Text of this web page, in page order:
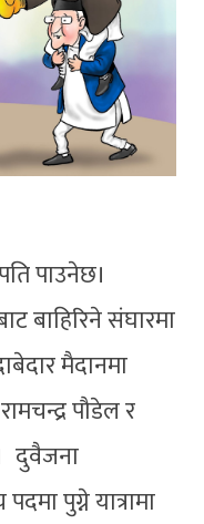
पाउनेछ।
बाहिरिने संघारमा
मैदानमा
पौडेल र
दुवैजना
पुग्ने यात्रामा